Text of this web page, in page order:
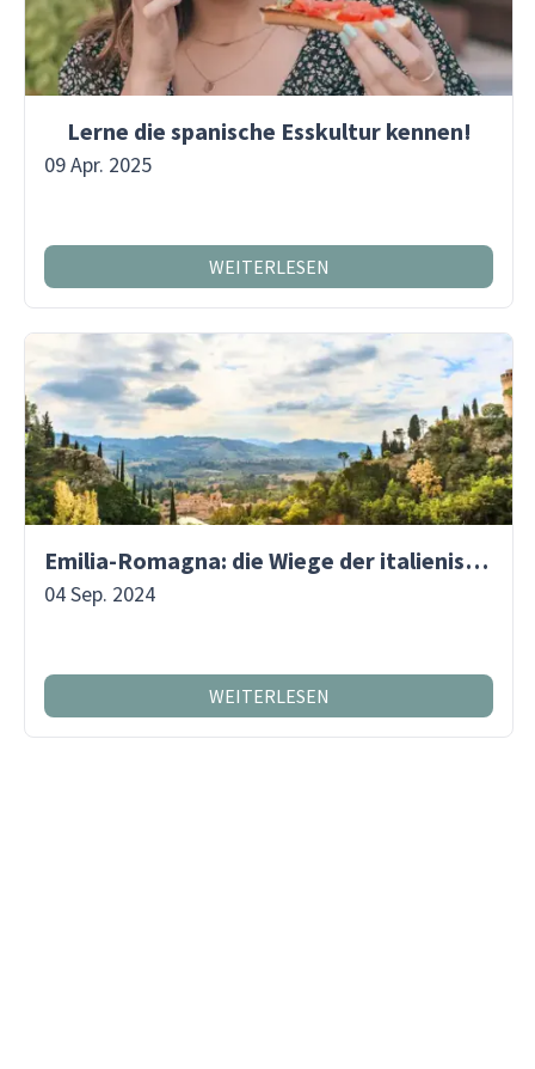
Lerne die spanische Esskultur kennen!
09 Apr. 2025
WEITERLESEN
Emilia-Romagna: die Wiege der italienischen Küche
04 Sep. 2024
WEITERLESEN